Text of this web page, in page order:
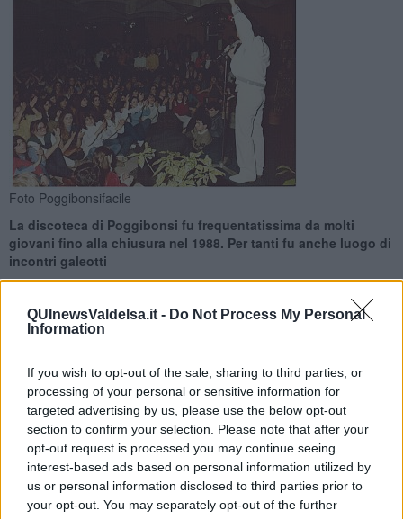
QUInewsValdelsa.it - Do Not Process My Personal
Information
If you wish to opt-out of the sale, sharing to third parties, or
processing of your personal or sensitive information for
targeted advertising by us, please use the below opt-out
section to confirm your selection. Please note that after your
opt-out request is processed you may continue seeing
interest-based ads based on personal information utilized by
us or personal information disclosed to third parties prior to
your opt-out. You may separately opt-out of the further
Foto Poggibonsifacile
La discoteca di Poggibonsi fu frequentatissima da molti
giovani fino alla chiusura nel 1988. Per tanti fu anche luogo di
incontri galeotti
POGGIBONSI —Le generazioni degli anni sessanta sono
legatissime al ricordo che la mitica discoteca in Valdelsa ha
lasciato. Foto postate anche di recente sui social network hanno
fatto rivivere il ricordo delle feste e delle serate di musica e ballo
che animavano il locale.
Il Gairdino d'Inverno si trovava proprio nel cuore di
Poggibonsi, alla fine della salita di via Trentodove attualmente
sorge la sede dell'associazione La Ginestra.